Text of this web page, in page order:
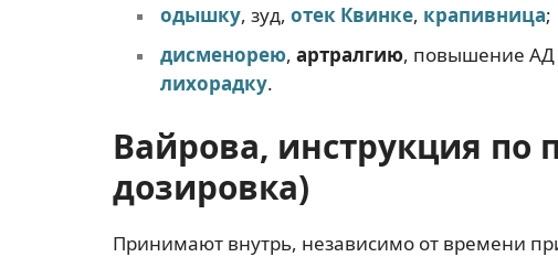
одышку, зуд, отек Квинке, крапивница;
дисменорею, артралгию, повышение АД
лихорадку.
Вайрова, инструкция
дозировка)
Принимают внутрь, независимо от времени